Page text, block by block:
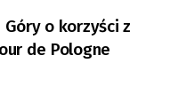
o korzyści z
de Pologne